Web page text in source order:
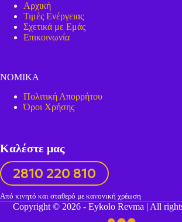
Αρχική
Τιμές Ενέργειας
Σχετικά με Εμάς
Επικοινωνία
ΝΟΜΙΚΑ
Πολιτική Απορρήτου
Όροι Χρήσης
Καλέστε μας
2810 220 810
Από κινητό και σταθερό με κανονική χρέωση
Copyright © 2026 - Eykolo Revma | All